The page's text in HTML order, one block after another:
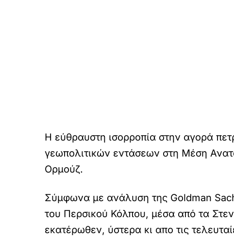
Η εύθραυστη ισορροπία στην αγορά
γεωπολιτικών εντάσεων στη Μέση
Ορμούζ.
Σύμφωνα με ανάλυση της Goldman
του Περσικού Κόλπου, μέσα από τα
εκατέρωθεν, ύστερα κι απο τις